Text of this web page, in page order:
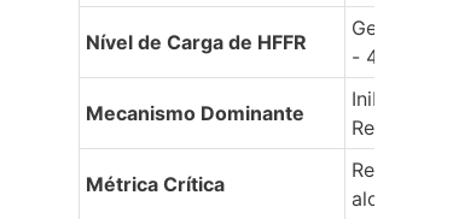
Nível de Carga de HFFR
- 40%)
Mecanismo Dominante
Inibição
Métrica Crítica